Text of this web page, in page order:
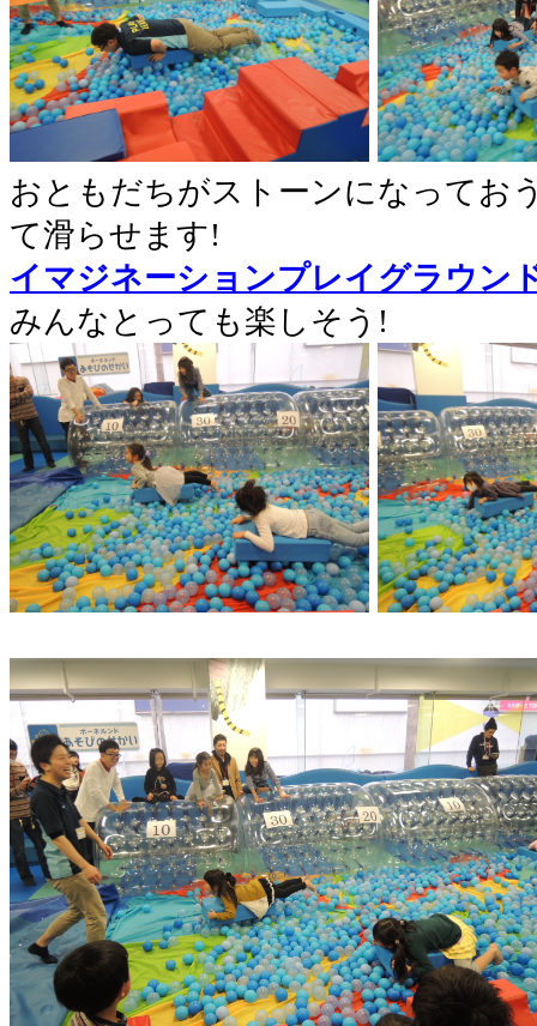
おともだちがストーンになってお
て滑らせます!
イマジネーションプレイグラウン
みんなとっても楽しそう!